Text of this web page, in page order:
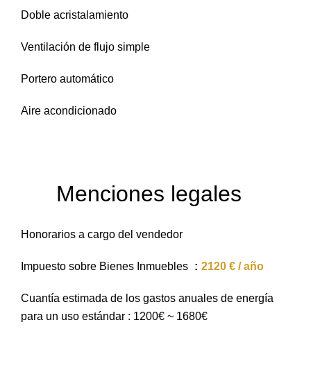
Doble acristalamiento
Ventilación de flujo simple
Portero automático
Aire acondicionado
Menciones legales
Honorarios a cargo del vendedor
Impuesto sobre Bienes Inmuebles 2120 € / año
Cuantía estimada de los gastos anuales de energía
para un uso estándar : 1200€ ~ 1680€